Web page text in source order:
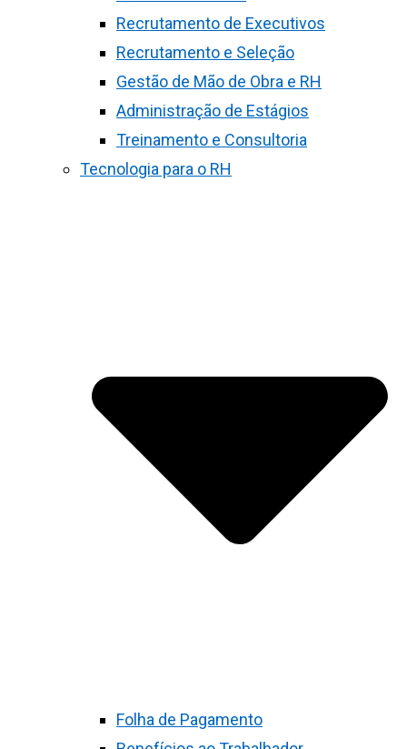
Recrutamento de Executivos
Recrutamento e Seleção
Gestão de Mão de Obra e RH
Administração de Estágios
Treinamento e Consultoria
Tecnologia para o RH
Folha de Pagamento